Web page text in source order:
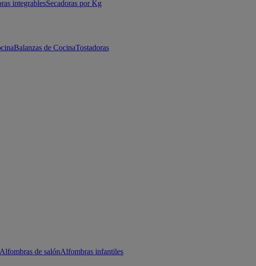
integrablesSecadoras por Kg
Balanzas de CocinaTostadoras
Alfombras de salónAlfombras infantiles